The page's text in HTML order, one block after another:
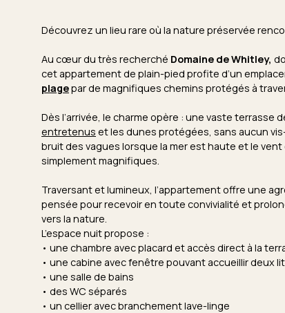
Découvrez un lieu rare où la nature préservée
Au cœur du très recherché Domaine de Whitley,
cet appartement de plain-pied profite d’un
plagepar de magnifiques chemins protégés à
Dès l’arrivée, le charme opère : une vaste terrasse
entretenus et les dunes protégées, sans aucun
bruit des vagues lorsque la mer est haute et le
simplement magnifiques.
Traversant et lumineux, l’appartement offre une
pensée pour recevoir en toute convivialité et
vers la nature.
L’espace nuit propose :
• une chambre avec placard et accès direct à la
• une cabine avec fenêtre pouvant accueillir deux
• une salle de bains
• des WC séparés
• un cellier avec branchement lave-linge